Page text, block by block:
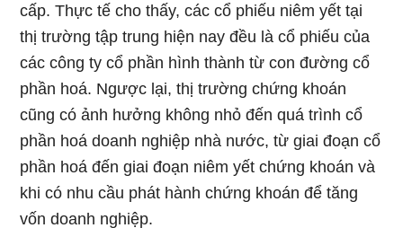
cấp. Thực tế cho thấy, các cổ phiếu niêm yết tại
thị trường tập trung hiện nay đều là cổ phiếu của
các công ty cổ phần hình thành từ con đường cổ
phần hoá. Ngược lại, thị trường chứng khoán
cũng có ảnh hưởng không nhỏ đến quá trình cổ
phần hoá doanh nghiệp nhà nước, từ giai đoạn cổ
phần hoá đến giai đoạn niêm yết chứng khoán và
khi có nhu cầu phát hành chứng khoán để tăng
vốn doanh nghiệp.